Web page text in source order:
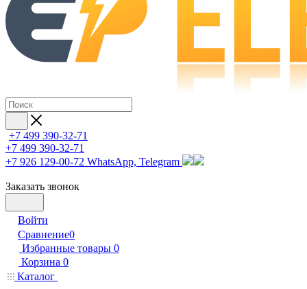
+7 499 390-32-71
+7 499 390-32-71
+7 926 129-00-72 WhatsApp, Telegram
Заказать звонок
Войти
Сравнение0
Избранные товары 0
Корзина 0
Каталог